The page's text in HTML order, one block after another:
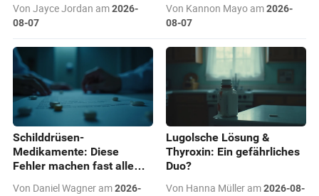
entsprechen?
Von Jayce Jordan am2026-
08-07
Benutzerbedürfnisse und
Auswahlkriterien der
Lieferanten zu erfüllen?
Von Kannon Mayo am2026-
08-07
Schilddrüsen-
Medikamente: Diese
Fehler machen fast alle
Von Daniel Wagner am2026-
Lugolsche Lösung &
Thyroxin: Ein gefährliches
Duo?
Von Hanna Müller am2026-08-